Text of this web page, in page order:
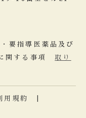
要指導医薬品及び
関する事項取り
用規約